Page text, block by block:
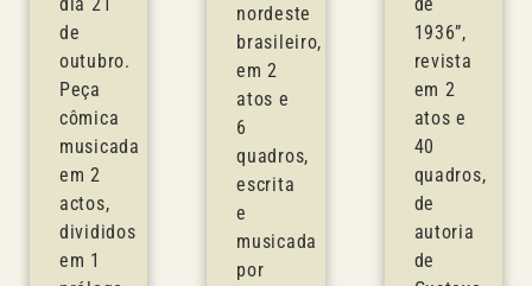
de
outubro.
Peça
cômica
musicada
em 2
actos,
divididos
em 1
nordeste
brasileiro,
em 2
atos e
6
quadros,
escrita
e
musicada
por
1936”,
revista
em 2
atos e
40
quadros,
de
autoria
de